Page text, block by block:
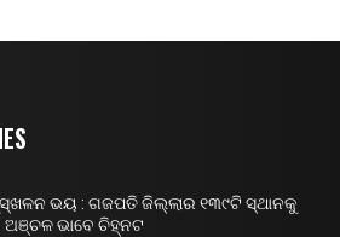
ଭୟ : ଗଜପତି ଜିଲ୍ଲାର ୧୩୯ଟି ସ୍ଥାନକୁ
ଭାବେ ଚିହ୍ନଟ